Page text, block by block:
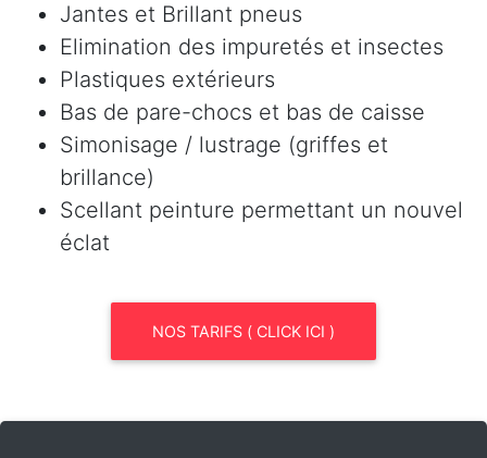
Jantes et Brillant pneus
Elimination des impuretés et insectes
Plastiques extérieurs
Bas de pare-chocs et bas de caisse
Simonisage / lustrage (griffes et
brillance)
Scellant peinture permettant un nouvel
éclat
NOS TARIFS ( CLICK ICI )